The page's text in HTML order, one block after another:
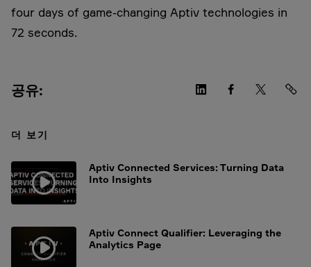
four days of game-changing Aptiv technologies in
72 seconds.
공유:
더 보기
Aptiv Connected Services: Turning Data
Into Insights
Aptiv Connect Qualifier: Leveraging the
Analytics Page